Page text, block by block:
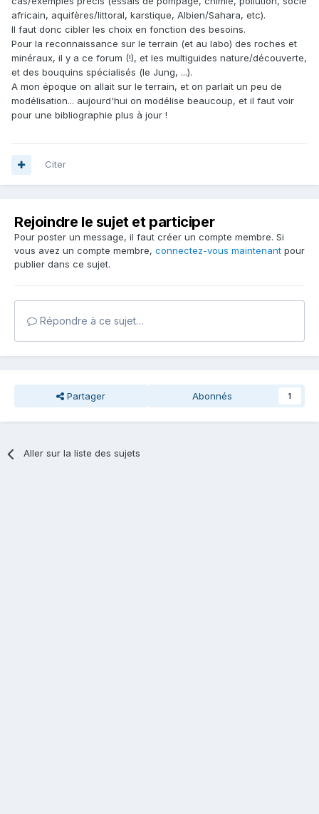
africain, aquifères/littoral, karstique, Albien/Sahara, etc).
Il faut donc cibler les choix en fonction des besoins.
Pour la reconnaissance sur le terrain (et au labo) des roches et
minéraux, il y a ce forum (!), et les multiguides nature/découverte,
et des bouquins spécialisés (le Jung, ...).
A mon époque on allait sur le terrain, et on parlait un peu de
modélisation... aujourd'hui on modélise beaucoup, et il faut voir
pour une bibliographie plus à jour !
Citer
Rejoindre le sujet et participer
Pour poster un message, il faut créer un compte membre. Si
vous avez un compte membre, connectez-vous maintenant pour
publier dans ce sujet.
Répondre à ce sujet…
Partager Abonnés 1
Aller sur la liste des sujets